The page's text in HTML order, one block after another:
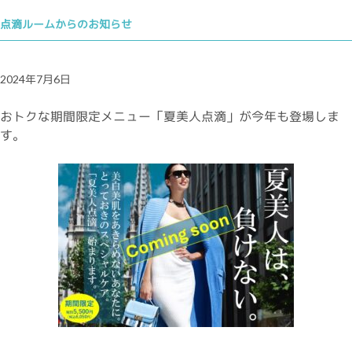
点滴ルームからのお知らせ
2024年7月6日
おトクな期間限定メニュー「夏美人点滴」が今年も登場しま
す。